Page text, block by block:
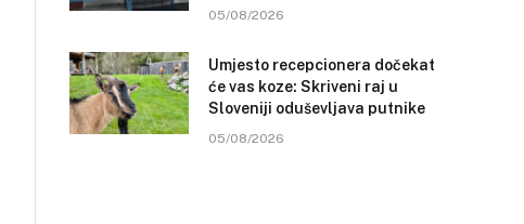
05/08/2026
Umjesto recepcionera dočekat
će vas koze: Skriveni raj u
Sloveniji oduševljava putnike
05/08/2026